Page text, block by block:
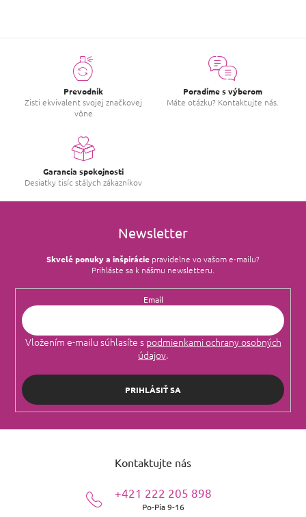
Prevodník
Zisti ekvivalent svojej značkovej
vône
Poradíme s výberom
Máte otázku? Kontaktujte nás.
Garancia spokojnosti
Desiatky tisíc stálych zákazníkov
Newsletter
Skvelé ponuky a inšpirácie pravidelne vo vašom e‑mailu?
Prihláste sa k nášmu newsletteru.
Email
Vložením e-mailu súhlasíte s podmienkami ochrany osobných
údajov.
PRIHLÁSIŤ SA
Kontaktujte nás
+421 222 205 898
Po-Pia 9-16